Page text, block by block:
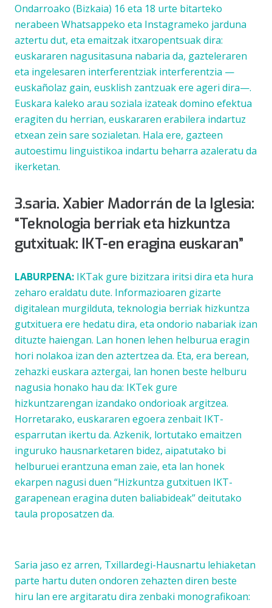
Ondarroako (Bizkaia) 16 eta 18 urte bitarteko
nerabeen Whatsappeko eta Instagrameko jarduna
aztertu dut, eta emaitzak itxaropentsuak dira:
euskararen nagusitasuna nabaria da, gazteleraren
eta ingelesaren interferentziak interferentzia —
euskañolaz gain, eusklish zantzuak ere ageri dira—.
Euskara kaleko arau soziala izateak domino efektua
eragiten du herrian, euskararen erabilera indartuz
etxean zein sare sozialetan. Hala ere, gazteen
autoestimu linguistikoa indartu beharra azaleratu da
ikerketan.
3.saria. Xabier Madorrán de la Iglesia:
“Teknologia berriak eta hizkuntza
gutxituak: IKT-en eragina euskaran”
LABURPENA: IKTak gure bizitzara iritsi dira eta hura
zeharo eraldatu dute. Informazioaren gizarte
digitalean murgilduta, teknologia berriak hizkuntza
gutxituera ere hedatu dira, eta ondorio nabariak izan
dituzte haiengan. Lan honen lehen helburua eragin
hori nolakoa izan den aztertzea da. Eta, era berean,
zehazki euskara aztergai, lan honen beste helburu
nagusia honako hau da: IKTek gure
hizkuntzarengan izandako ondorioak argitzea.
Horretarako, euskararen egoera zenbait IKT-
esparrutan ikertu da. Azkenik, lortutako emaitzen
inguruko hausnarketaren bidez, aipatutako bi
helburuei erantzuna eman zaie, eta lan honek
ekarpen nagusi duen “Hizkuntza gutxituen IKT-
garapenean eragina duten baliabideak” deitutako
taula proposatzen da.
Saria jaso ez arren, Txillardegi-Hausnartu lehiaketan
parte hartu duten ondoren zehazten diren beste
hiru lan ere argitaratu dira zenbaki monografikoan: